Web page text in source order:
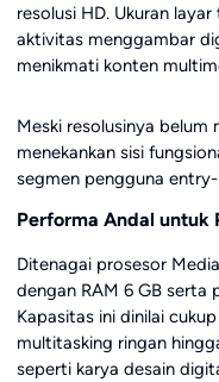
resolusi HD. Ukuran
aktivitas menggambar
menikmati konten
Meski resolusinya belum
menekankan sisi
segmen pengguna
Performa Andal untuk
Ditenagai prosesor
dengan RAM 6 GB serta
Kapasitas ini dinilai
multitasking ringan
seperti karya desain